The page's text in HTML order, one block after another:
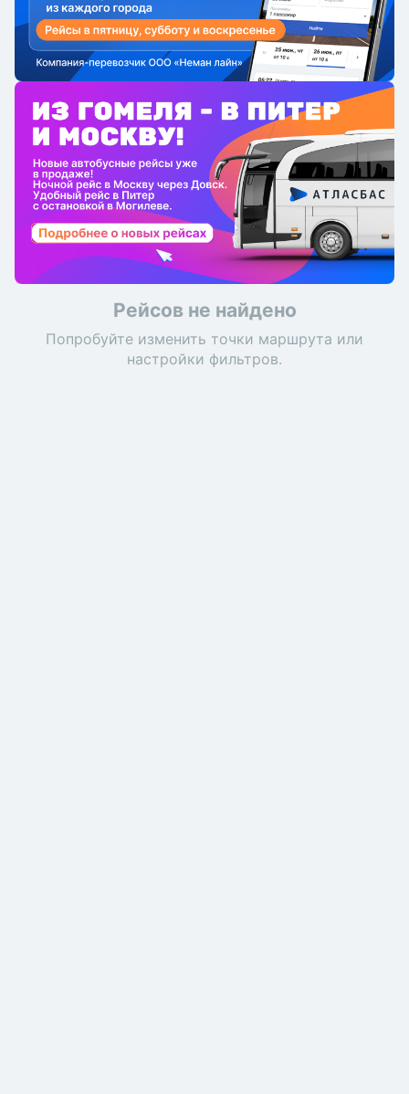
Рейсов не найдено
Попробуйте изменить точки маршрута или
настройки фильтров.